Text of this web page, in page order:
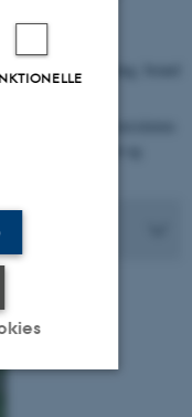
mellem
helårsgræsning, brand
og biodiversiteten
tilgroede pilekrat og